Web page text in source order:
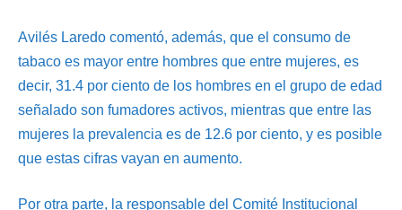
Avilés Laredo comentó, además, que el consumo de
tabaco es mayor entre hombres que entre mujeres, es
decir, 31.4 por ciento de los hombres en el grupo de edad
señalado son fumadores activos, mientras que entre las
mujeres la prevalencia es de 12.6 por ciento, y es posible
que estas cifras vayan en aumento.
Por otra parte, la responsable del Comité Institucional